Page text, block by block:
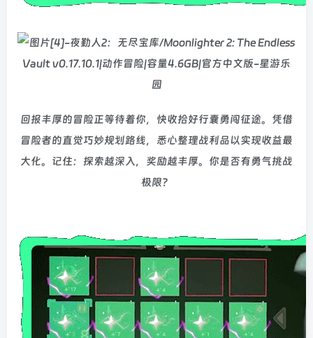
回报丰厚的冒险正等待着你，快收拾好行囊勇闯征途。凭借
冒险者的直觉巧妙规划路线，悉心整理战利品以实现收益最
大化。记住：探索越深入，奖励越丰厚。你是否有勇气挑战
极限？